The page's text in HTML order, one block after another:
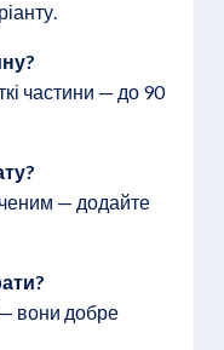
частини — до 90
— додайте
— вони добре